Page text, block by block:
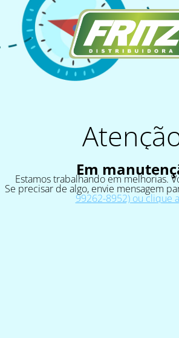
Em
Estamos trabalhando em melhorias.
Se precisar de algo, envie mensagem
99262-8952) ou clique